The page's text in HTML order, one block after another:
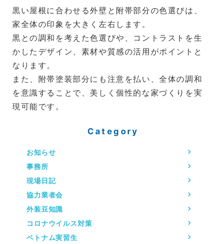
黒い屋根に合わせる外壁と附帯部分の色選びは、
家全体の印象を大きく左右します。
黒との調和を考えた色選びや、コントラストを生
かしたデザイン、素材や質感の活用がポイントと
なります。
また、附帯塗装部分にも注意を払い、全体の調和
を意識することで、美しく個性的な家づくりを実
現可能です。
Category
お知らせ
事務所
現場日記
協力業者会
外装豆知識
コロナウイルス対策
ベトナム実習生